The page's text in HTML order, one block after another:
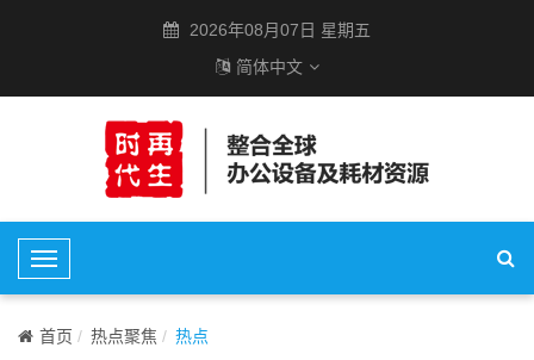
2026年08月07日 星期五
简体中文
T
o
g
首页 热点聚焦 热点